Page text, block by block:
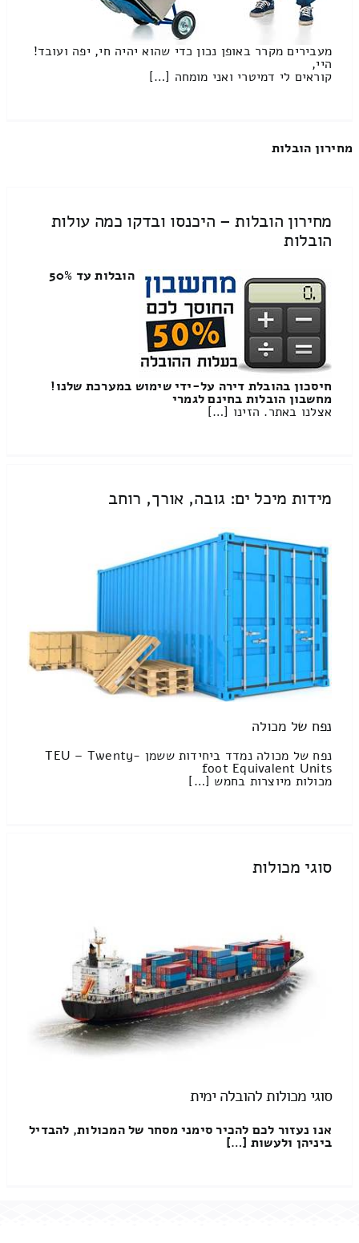
מעבירים מקרר באופן נכון כדי שהוא יהיה חי, יפה ועובד!
היי,
קוראים לי דמיטרי ואני מומחה […]
מחירון הובלות
מחירון הובלות – היכנסו ובדקו כמה עולות
הובלות
הובלות עד 50%
חיסכון בהובלת דירה על-ידי שימוש במערכת שלנו!
מחשבון הובלות בחינם לגמרי
אצלנו באתר. הזינו […]
מידות מיכל ים: גובה, אורך, רוחב
נפח של מכולה
נפח של מכולה נמדד ביחידות ששמן TEU – Twenty-
foot Equivalent Units
מכולות מיוצרות בחמש […]
סוגי מכולות
סוגי מכולות להובלה ימית
אנו נעזור לכם להכיר סימני מסחר של המכולות, להבדיל
ביניהן ולעשות […]